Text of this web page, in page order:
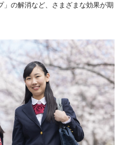
」の解消など、さまざまな効果が期